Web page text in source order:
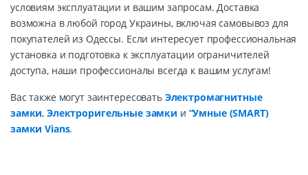
условиям эксплуатации и вашим запросам. Доставка
возможна в любой город Украины, включая самовывоз для
покупателей из Одессы. Если интересует профессиональная
установка и подготовка к эксплуатации ограничителей
доступа, наши профессионалы всегда к вашим услугам!
Вас также могут заинтересовать Электромагнитные
замки,Электроригельные замки и “Умные (SMART)
замки Vians.